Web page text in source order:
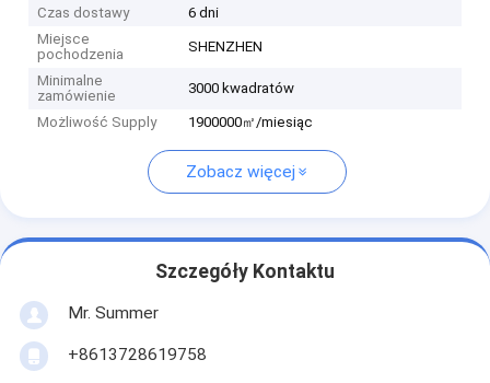
Czas dostawy
6 dni
Miejsce
pochodzenia
SHENZHEN
Minimalne
zamówienie
3000 kwadratów
Możliwość Supply 1900000㎡/miesiąc
Zobacz więcej
Szczegóły Kontaktu
Mr. Summer
+8613728619758